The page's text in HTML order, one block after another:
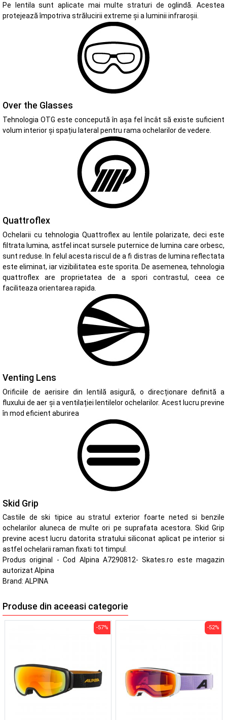
Pe lentila sunt aplicate mai multe straturi de oglindă. Acestea
protejează împotriva strălucirii extreme și a luminii infraroșii.
Over the Glasses
Tehnologia OTG este concepută în așa fel încât să existe suficient
volum interior și spațiu lateral pentru rama ochelarilor de vedere.
Quattroflex
Ochelarii cu tehnologia Quattroflex au lentile polarizate, deci este
filtrata lumina, astfel incat sursele puternice de lumina care orbesc,
sunt reduse. In felul acesta riscul de a fi distras de lumina reflectata
este eliminat, iar vizibilitatea este sporita. De asemenea, tehnologia
quattroflex are proprietatea de a spori contrastul, ceea ce
faciliteaza orientarea rapida.
Venting Lens
Orificiile de aerisire din lentilă asigură, o direcționare definită a
fluxului de aer și a ventilației lentilelor ochelarilor. Acest lucru previne
în mod eficient aburirea
Skid Grip
Castile de ski tipice au stratul exterior foarte neted si benzile
ochelarilor aluneca de multe ori pe suprafata acestora. Skid Grip
previne acest lucru datorita stratului siliconat aplicat pe interior si
astfel ochelarii raman fixati tot timpul.
Produs original - Cod Alpina A7290812- Skates.ro este magazin
autorizat Alpina
Brand: ALPINA
Produse din aceeasi categorie
-57% -52%